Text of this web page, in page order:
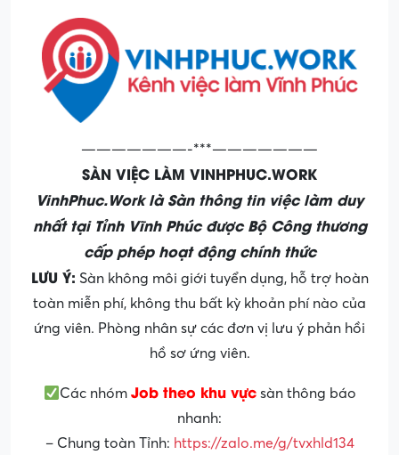
———————-***———————
SÀN VIỆC LÀM VINHPHUC.WORK
VinhPhuc.Work là Sàn thông tin việc làm duy
nhất tại Tỉnh Vĩnh Phúc được Bộ Công thương
cấp phép hoạt động chính thức
LƯU Ý: Sàn không môi giới tuyển dụng, hỗ trợ hoàn
toàn miễn phí, không thu bất kỳ khoản phí nào của
ứng viên. Phòng nhân sự các đơn vị lưu ý phản hồi
hồ sơ ứng viên.
Các nhóm Job theo khu vựcsàn thông báo
nhanh:
– Chung toàn Tỉnh: https://zalo.me/g/tvxhld134